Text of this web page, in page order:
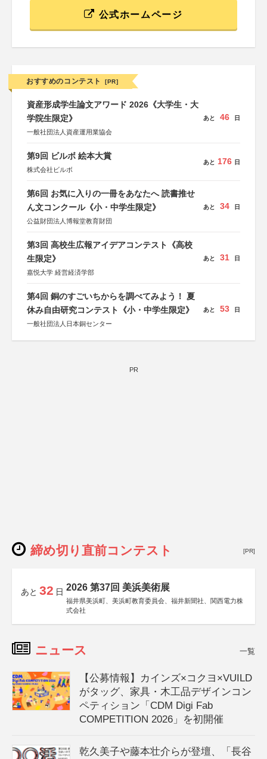
公式ホームページ
おすすめのコンテスト [PR]
資産形成学生論文アワード 2026《大学生・大
学院生限定》
一般社団法人資産運用業協会
あと 46 日
第9回 ビルボ 絵本大賞
株式会社ビルボ
あと 176 日
第6回 お気に入りの一冊をあなたへ 読書推せ
ん文コンクール《小・中学生限定》
公益財団法人博報堂教育財団
あと 34 日
第3回 高校生広報アイデアコンテスト《高校
生限定》
嘉悦大学 経営経済学部
あと 31 日
第4回 銅のすごいちからを調べてみよう！ 夏
休み自由研究コンテスト《小・中学生限定》
一般社団法人日本銅センター
あと 53 日
PR
締め切り直前コンテスト [PR]
あと 32 日 2026 第37回 美浜美術展
福井県美浜町、美浜町教育委員会、福井新聞社、関西電力株
式会社
ニュース 一覧
【公募情報】カインズ×コクヨ×VUILD
がタッグ、家具・木工品デザインコン
ペティション「CDM Digi Fab
COMPETITION 2026」を初開催
乾久美子や藤本壮介らが登壇、「長谷